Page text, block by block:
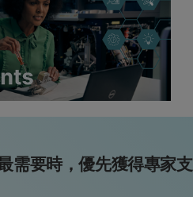
需要時，優先獲得專家支